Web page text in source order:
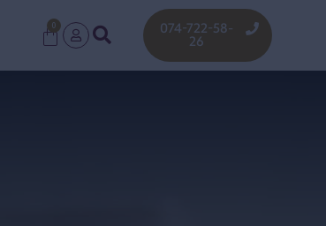
074-722-58-
26
0